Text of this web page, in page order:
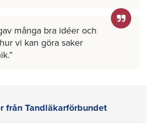
många bra idéer och
vi kan göra saker
från Tandläkarförbundet